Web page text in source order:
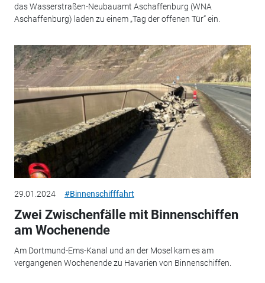
das Wasserstraßen-Neubauamt Aschaffenburg (WNA
Aschaffenburg) laden zu einem „Tag der offenen Tür“ ein.
29.01.2024 #Binnenschifffahrt
Zwei Zwischenfälle mit Binnenschiffen
am Wochenende
Am Dortmund-Ems-Kanal und an der Mosel kam es am
vergangenen Wochenende zu Havarien von Binnenschiffen.